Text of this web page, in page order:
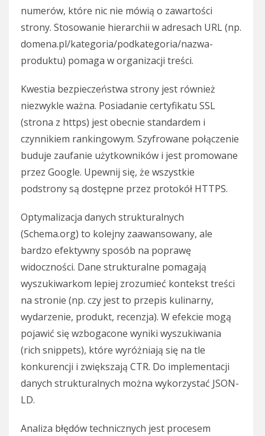
numerów, które nic nie mówią o zawartości
strony. Stosowanie hierarchii w adresach URL (np.
domena.pl/kategoria/podkategoria/nazwa-
produktu) pomaga w organizacji treści.
Kwestia bezpieczeństwa strony jest również
niezwykle ważna. Posiadanie certyfikatu SSL
(strona z https) jest obecnie standardem i
czynnikiem rankingowym. Szyfrowane połączenie
buduje zaufanie użytkowników i jest promowane
przez Google. Upewnij się, że wszystkie
podstrony są dostępne przez protokół HTTPS.
Optymalizacja danych strukturalnych
(Schema.org) to kolejny zaawansowany, ale
bardzo efektywny sposób na poprawę
widoczności. Dane strukturalne pomagają
wyszukiwarkom lepiej zrozumieć kontekst treści
na stronie (np. czy jest to przepis kulinarny,
wydarzenie, produkt, recenzja). W efekcie mogą
pojawić się wzbogacone wyniki wyszukiwania
(rich snippets), które wyróżniają się na tle
konkurencji i zwiększają CTR. Do implementacji
danych strukturalnych można wykorzystać JSON-
LD.
Analiza błędów technicznych jest procesem